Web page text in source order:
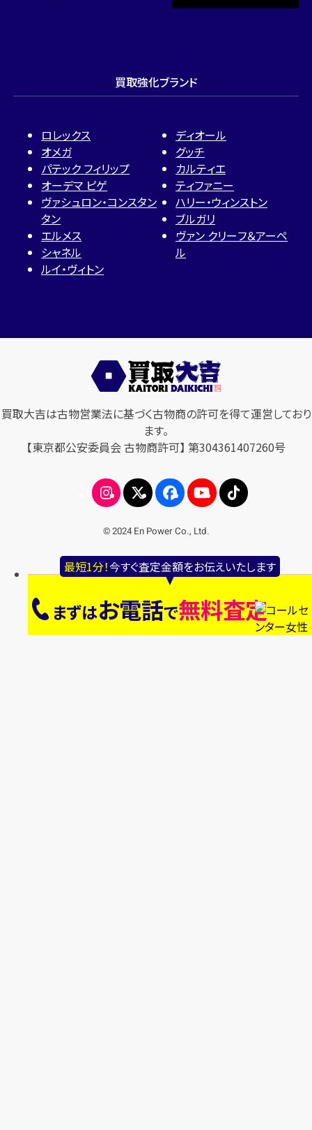
最短1分！今すぐ査定金額をお伝えいたします
まずはお電話で無料査定
買取強化ブランド
ロレックス
オメガ
パテック フィリップ
オーデマ ピゲ
ヴァシュロン・コンスタン
タン
エルメス
シャネル
ルイ・ヴィトン
ディオール
グッチ
カルティエ
ティファニー
ハリー・ウィンストン
ブルガリ
ヴァン クリーフ＆アーペ
ル
買取大吉は古物営業法に基づく古物商の許可を得て運営しており
ます。
【東京都公安委員会 古物商許可】 第304361407260号
© 2024 En Power Co., Ltd.